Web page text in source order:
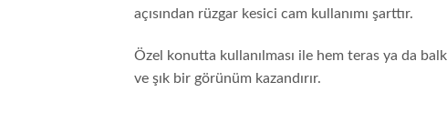
açısından rüzgar kesici cam kullanımı şarttır.
Özel konutta kullanılması ile hem teras ya da
ve şık bir görünüm kazandırır.